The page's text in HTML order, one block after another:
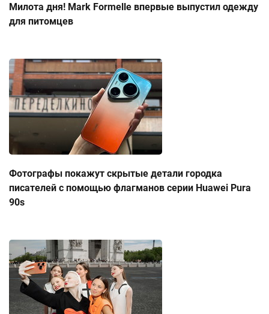
Милота дня! Mark Formelle впервые выпустил одежду
для питомцев
Фотографы покажут скрытые детали городка
писателей с помощью флагманов серии Huawei Pura
90s